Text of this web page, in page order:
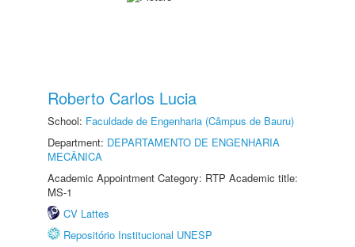
Roberto Carlos Lucia
School: Faculdade de Engenharia (Câmpus de Bauru)
Department: DEPARTAMENTO DE ENGENHARIA
MECÂNICA
Academic Appointment Category: RTP Academic title:
MS-1
CV Lattes
Repositório Institucional UNESP